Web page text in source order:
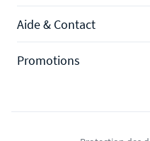
Aide & Contact
Promotions